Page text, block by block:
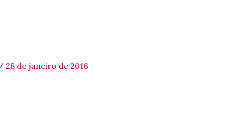
/ 28 de janeiro de 2016